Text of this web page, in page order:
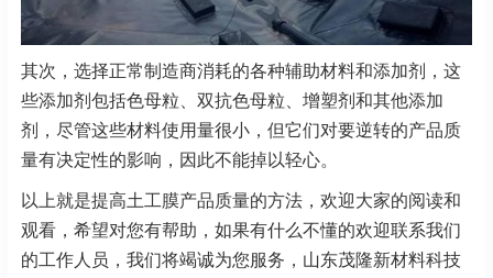
其次，选择正常制造商消耗的各种辅助材料和添加剂，这
些添加剂包括色母粒、双抗色母粒、增塑剂和其他添加
剂，尽管这些材料使用量很小，但它们对要逆转的产品质
量有决定性的影响，因此不能掉以轻心。
以上就是提高土工膜产品质量的方法，欢迎大家的阅读和
观看，希望对您有帮助，如果有什么不懂的欢迎联系我们
的工作人员，我们将竭诚为您服务，山东茂隆新材料科技